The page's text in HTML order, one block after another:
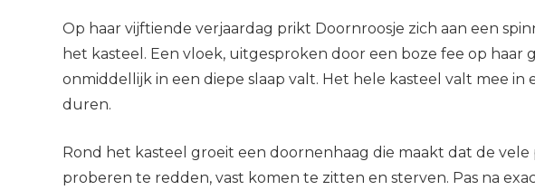
Op haar vijftiende verjaardag prikt Doornroosje zich aan een
het kasteel. Een vloek, uitgesproken door een boze fee op haar
onmiddellijk in een diepe slaap valt. Het hele kasteel valt mee in
duren.
Rond het kasteel groeit een doornenhaag die maakt dat de vele
proberen te redden, vast komen te zitten en sterven. Pas na